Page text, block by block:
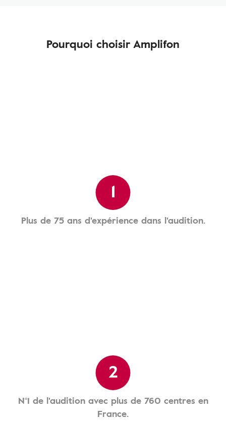
Pourquoi choisir Amplifon
1
Plus de 75 ans d'expérience dans l'audition.
2
N°1 de l'audition avec plus de 760 centres en
France.